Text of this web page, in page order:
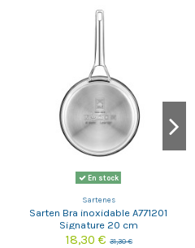
En stock
Sartenes
Sarten Bra inoxidable A771201
Signature 20 cm
18,30 € 31,30 €